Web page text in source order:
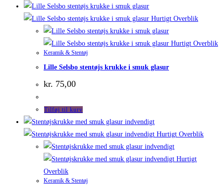
Hurtigt Overblik
Hurtigt Overblik
Keramik & Stentøj
Lille Selsbo stentøjs krukke i smuk glasur
kr. 75,00
Tilføj til kurv
Hurtigt Overblik
Hurtigt
Overblik
Keramik & Stentøj